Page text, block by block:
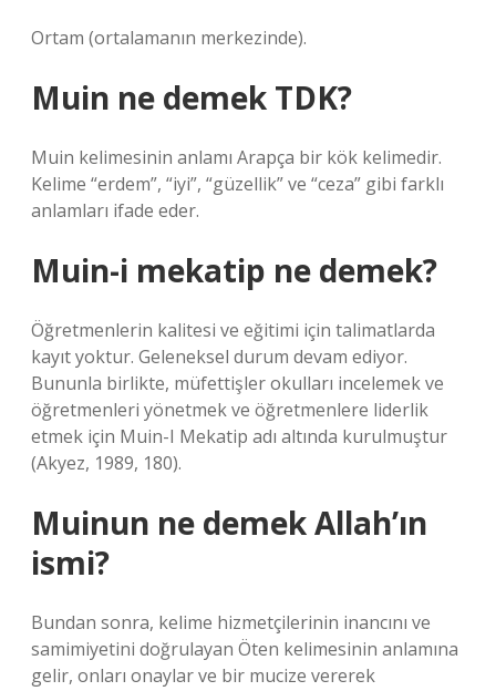
Ortam (ortalamanın merkezinde).
Muin ne demek TDK?
Muin kelimesinin anlamı Arapça bir kök kelimedir.
Kelime “erdem”, “iyi”, “güzellik” ve “ceza” gibi farklı
anlamları ifade eder.
Muin-i mekatip ne demek?
Öğretmenlerin kalitesi ve eğitimi için talimatlarda
kayıt yoktur. Geleneksel durum devam ediyor.
Bununla birlikte, müfettişler okulları incelemek ve
öğretmenleri yönetmek ve öğretmenlere liderlik
etmek için Muin-I Mekatip adı altında kurulmuştur
(Akyez, 1989, 180).
Muinun ne demek Allah’ın
ismi?
Bundan sonra, kelime hizmetçilerinin inancını ve
samimiyetini doğrulayan Öten kelimesinin anlamına
gelir, onları onaylar ve bir mucize vererek